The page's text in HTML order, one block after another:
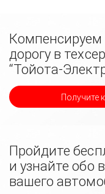
дорогу в
“Тойота-
Получите
Пройдите
и узнайте обо
вашего